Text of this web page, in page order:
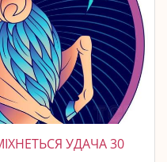
УДАЧА 30